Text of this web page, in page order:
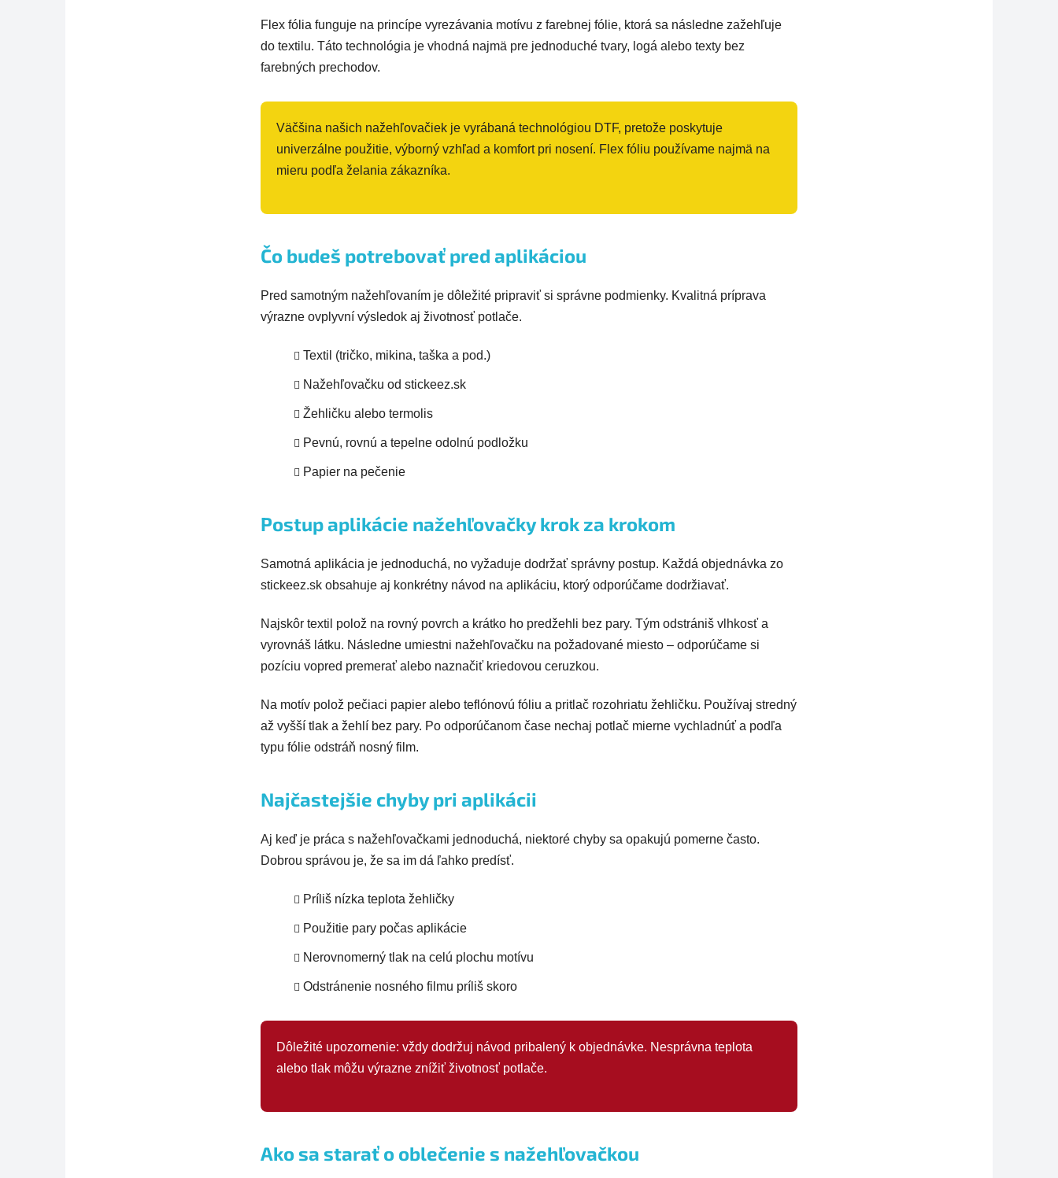
Flex fólia funguje na princípe vyrezávania motívu z farebnej fólie, ktorá sa následne zažehľuje
do textilu. Táto technológia je vhodná najmä pre jednoduché tvary, logá alebo texty bez
farebných prechodov.
Väčšina našich nažehľovačiek je vyrábaná technológiou DTF, pretože poskytuje
univerzálne použitie, výborný vzhľad a komfort pri nosení. Flex fóliu používame najmä na
mieru podľa želania zákazníka.
Čo budeš potrebovať pred aplikáciou
Pred samotným nažehľovaním je dôležité pripraviť si správne podmienky. Kvalitná príprava
výrazne ovplyvní výsledok aj životnosť potlače.
Textil (tričko, mikina, taška a pod.)
Nažehľovačku od stickeez.sk
Žehličku alebo termolis
Pevnú, rovnú a tepelne odolnú podložku
Papier na pečenie
Postup aplikácie nažehľovačky krok za krokom
Samotná aplikácia je jednoduchá, no vyžaduje dodržať správny postup. Každá objednávka zo
stickeez.sk obsahuje aj konkrétny návod na aplikáciu, ktorý odporúčame dodržiavať.
Najskôr textil polož na rovný povrch a krátko ho predžehli bez pary. Tým odstrániš vlhkosť a
vyrovnáš látku. Následne umiestni nažehľovačku na požadované miesto – odporúčame si
pozíciu vopred premerať alebo naznačiť kriedovou ceruzkou.
Na motív polož pečiaci papier alebo teflónovú fóliu a pritlač rozohriatu žehličku. Používaj stredný
až vyšší tlak a žehlí bez pary. Po odporúčanom čase nechaj potlač mierne vychladnúť a podľa
typu fólie odstráň nosný film.
Najčastejšie chyby pri aplikácii
Aj keď je práca s nažehľovačkami jednoduchá, niektoré chyby sa opakujú pomerne často.
Dobrou správou je, že sa im dá ľahko predísť.
Príliš nízka teplota žehličky
Použitie pary počas aplikácie
Nerovnomerný tlak na celú plochu motívu
Odstránenie nosného filmu príliš skoro
Dôležité upozornenie: vždy dodržuj návod pribalený k objednávke. Nesprávna teplota
alebo tlak môžu výrazne znížiť životnosť potlače.
Ako sa starať o oblečenie s nažehľovačkou